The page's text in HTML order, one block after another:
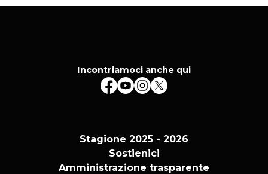
Incontriamoci anche qui
Stagione 2025 - 2026
Sostienici
Amministrazione trasparente